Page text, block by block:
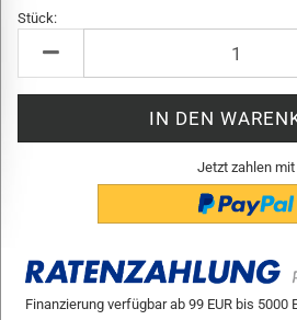
Stück:
Jetzt zahlen mit
Finanzierung verfügbar ab 99 EUR bis 5000